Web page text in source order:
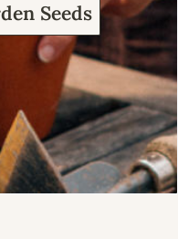
Seeds